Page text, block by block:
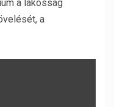
a lakosság
a